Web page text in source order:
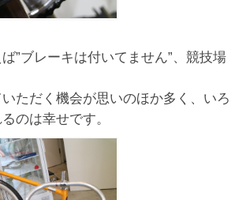
”ブレーキは付いてません”、競技場
ただく機会が思いのほか多く、いろ
のは幸せです。